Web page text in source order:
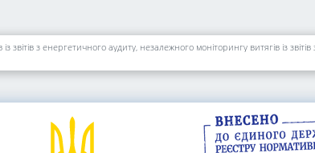
з енергетичного аудиту, незалежного моніторингу витягів із звітів